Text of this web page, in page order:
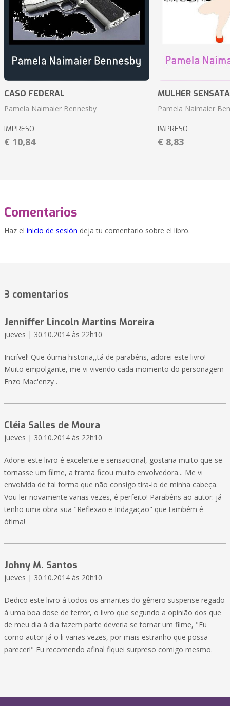
CASO FEDERAL
Pamela Naimaier Bennesby
IMPRESO
€ 10,84
MULHER SENSATA
Pamela Naimaier
IMPRESO
€ 8,83
Comentarios
Haz el inicio de sesión deja tu comentario sobre el libro.
3 comentarios
Jenniffer Lincoln Martins Moreira
jueves | 30.10.2014 às 22h10
Incrível! Que ótima historia,,tá de parabéns, adorei este livro!
Muito empolgante, me vi vivendo cada momento do personagem
Enzo Mac'enzy .
Cléia Salles de Moura
jueves | 30.10.2014 às 22h10
Adorei este livro é excelente e sensacional, gostaria muito que se
tornasse um filme, a trama ficou muito envolvedora... Me vi
envolvida de tal forma que não consigo tira-lo de minha cabeça.
Vou ler novamente varias vezes, é perfeito! Parabéns ao autor: já
tenho uma obra sua "Reflexão e Indagação" que também é
ótima!
Johny M. Santos
jueves | 30.10.2014 às 20h10
Dedico este livro á todos os amantes do gênero suspense regado
á uma boa dose de terror, o livro que segundo a opinião dos que
de meu dia á dia fazem parte deveria se tornar um filme, "Eu
como autor já o li varias vezes, por mais estranho que possa
parecer!" Eu recomendo afinal fiquei surpreso comigo mesmo.